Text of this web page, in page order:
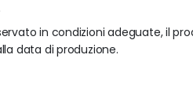
in condizioni adeguate, il
data di produzione.